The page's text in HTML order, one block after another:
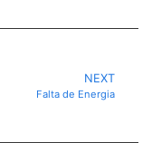
NEXT
Falta de Energia